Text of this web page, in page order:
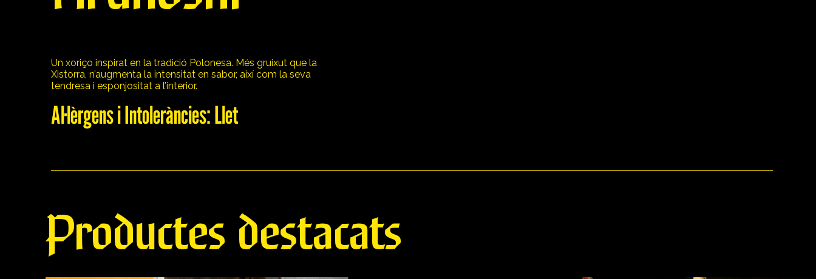
Un xoriço inspirat en la tradició Polonesa. Més gruixut que la
Xistorra, n’augmenta la intensitat en sabor, així com la seva
tendresa i esponjositat a l’interior.
Al·lèrgens i Intoleràncies: Llet
Productes destacats